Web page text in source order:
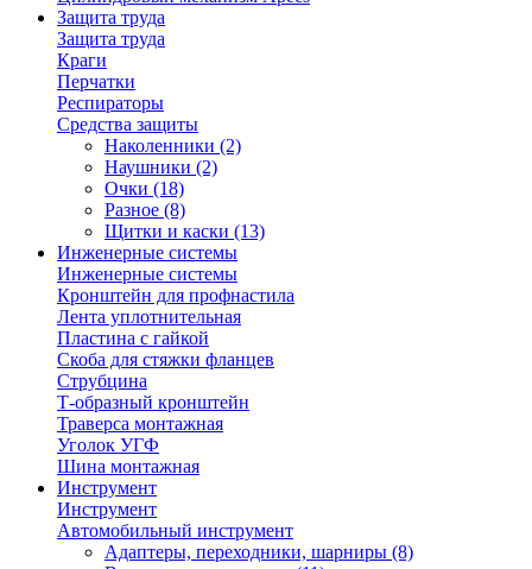
Защита труда
Защита труда
Краги
Перчатки
Респираторы
Средства защиты
Наколенники (2)
Наушники (2)
Очки (18)
Разное (8)
Щитки и каски (13)
Инженерные системы
Инженерные системы
Кронштейн для профнастила
Лента уплотнительная
Пластина с гайкой
Скоба для стяжки фланцев
Струбцина
Т-образный кронштейн
Траверса монтажная
Уголок УГФ
Шина монтажная
Инструмент
Инструмент
Автомобильный инструмент
Адаптеры, переходники, шарниры (8)